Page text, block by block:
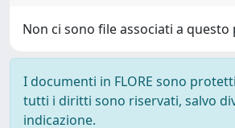
Non ci sono file associati a
I documenti in FLORE sono
tutti i diritti sono riservati, salvo
indicazione.